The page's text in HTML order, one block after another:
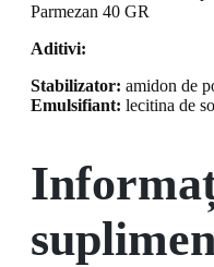
Parmezan 40 GR
Aditivi:
Stabilizator: amidon de
Emulsifiant: lecitina de